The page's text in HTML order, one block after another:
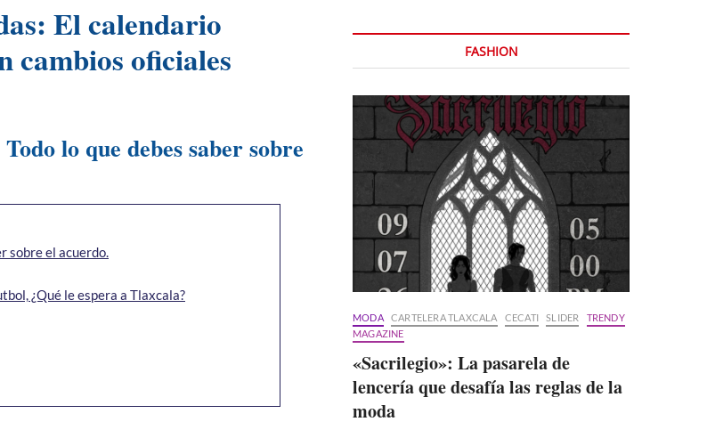
El calendario
cambios oficiales
lo que debes saber sobre
sobre el acuerdo.
¿Qué le espera a Tlaxcala?
FASHION
MODA CARTELERA TLAXCALA CECATI SLIDER
TRENDY
MAGAZINE
«Sacrilegio»: La pasarela de
lencería que desafía las reglas de la
moda